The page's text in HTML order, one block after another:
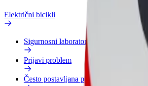
Električni bicikli
Sigurnosni laboratorij
Prijavi problem
Često postavljana pitanja